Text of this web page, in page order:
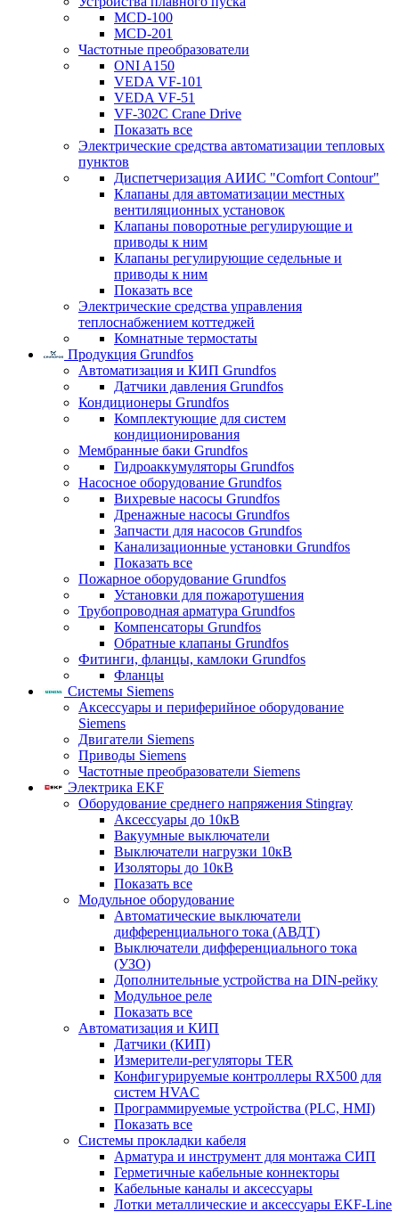
MCD-100
MCD-201
Частотные преобразователи
ONI A150
VEDA VF-101
VEDA VF-51
VF-302C Crane Drive
Показать все
Электрические средства автоматизации тепловых
пунктов
Диспетчеризация АИИС "Comfort Contour"
Клапаны для автоматизации местных
вентиляционных установок
Клапаны поворотные регулирующие и
приводы к ним
Клапаны регулирующие седельные и
приводы к ним
Показать все
Электрические средства управления
теплоснабжением коттеджей
Комнатные термостаты
Продукция Grundfos
Автоматизация и КИП Grundfos
Датчики давления Grundfos
Кондиционеры Grundfos
Комплектующие для систем
кондиционирования
Мембранные баки Grundfos
Гидроаккумуляторы Grundfos
Насосное оборудование Grundfos
Вихревые насосы Grundfos
Дренажные насосы Grundfos
Запчасти для насосов Grundfos
Канализационные установки Grundfos
Показать все
Пожарное оборудование Grundfos
Установки для пожаротушения
Трубопроводная арматура Grundfos
Компенсаторы Grundfos
Обратные клапаны Grundfos
Фитинги, фланцы, камлоки Grundfos
Фланцы
Системы Siemens
Аксессуары и периферийное оборудование
Siemens
Двигатели Siemens
Приводы Siemens
Частотные преобразователи Siemens
Электрика EKF
Оборудование среднего напряжения Stingray
Аксессуары до 10кВ
Вакуумные выключатели
Выключатели нагрузки 10кВ
Изоляторы до 10кВ
Показать все
Модульное оборудование
Автоматические выключатели
дифференциального тока (АВДТ)
Выключатели дифференциального тока
(УЗО)
Дополнительные устройства на DIN-рейку
Модульное реле
Показать все
Автоматизация и КИП
Датчики (КИП)
Измерители-регуляторы TER
Конфигурируемые контроллеры RX500 для
систем HVAC
Программируемые устройства (PLC, HMI)
Показать все
Системы прокладки кабеля
Арматура и инструмент для монтажа СИП
Герметичные кабельные коннекторы
Кабельные каналы и аксессуары
Лотки металлические и аксессуары EKF-Line